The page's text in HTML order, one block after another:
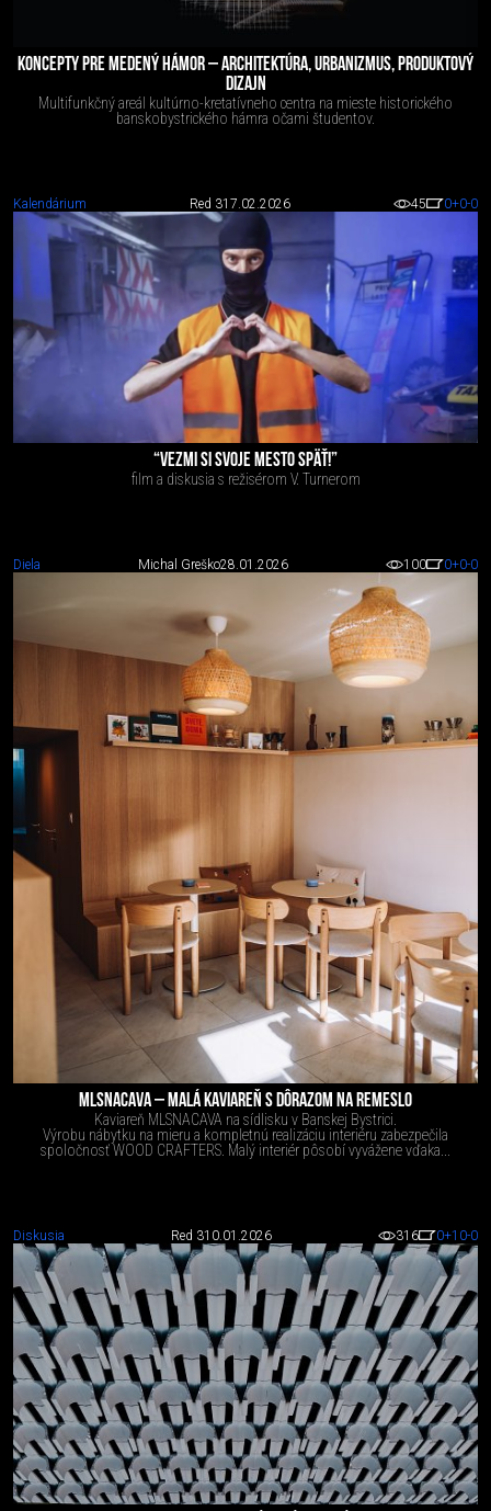
KONCEPTY PRE MEDENÝ HÁMOR – ARCHITEKTÚRA, URBANIZMUS, PRODUKTOVÝ
DIZAJN
Multifunkčný areál kultúrno-kretatívneho centra na mieste historického
banskobystrického hámra očami študentov.
Kalendárium Red 317.02.2026 45 0+0-0
“VEZMI SI SVOJE MESTO SPÄŤ!”
film a diskusia s režisérom V. Turnerom
Diela Michal Greško28.01.2026 100 0+0-0
MLSNACAVA – MALÁ KAVIAREŇ S DÔRAZOM NA REMESLO
Kaviareň MLSNACAVA na sídlisku v Banskej Bystrici.
Výrobu nábytku na mieru a kompletnú realizáciu interiéru zabezpečila
spoločnosť WOOD CRAFTERS. Malý interiér pôsobí vyvážene vďaka...
Diskusia Red 310.01.2026 316 0+10-0